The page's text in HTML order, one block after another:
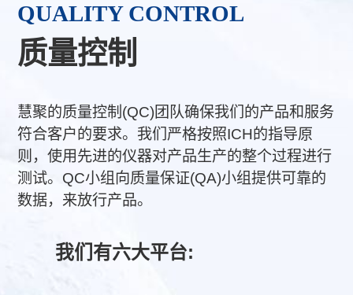
QUALITY CONTROL
质量控制
慧聚的质量控制(QC)团队确保我们的产品和服务
符合客户的要求。我们严格按照ICH的指导原
则，使用先进的仪器对产品生产的整个过程进行
测试。QC小组向质量保证(QA)小组提供可靠的
数据，来放行产品。
我们有六大平台: